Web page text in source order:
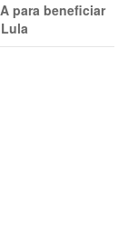
para beneficiar